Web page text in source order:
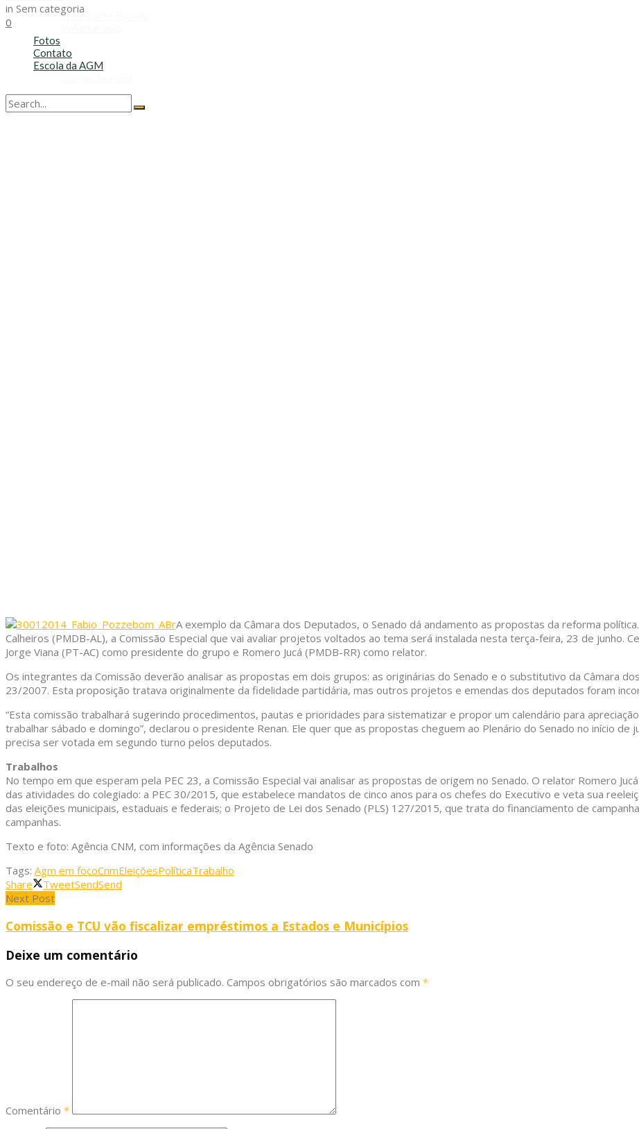
Refis
Transporte Escolar
Fotos
Contato
Escola da AGM
in Sem categoria
0
A exemplo da Câmara dos Deputados, o Senado dá andamento as propostas da reforma
Calheiros (PMDB-AL), a Comissão Especial que vai avaliar projetos voltados ao tema será instalada nesta terça-feira, 23 de junho.
Jorge Viana (PT-AC) como presidente do grupo e Romero Jucá (PMDB-RR) como relator.
Os integrantes da Comissão deverão analisar as propostas em dois grupos: as originárias do Senado e o substitutivo da Câmara
23/2007. Esta proposição tratava originalmente da fidelidade partidária, mas outros projetos e emendas dos deputados foram
“Esta comissão trabalhará sugerindo procedimentos, pautas e prioridades para sistematizar e propor um calendário para
trabalhar sábado e domingo”, declarou o presidente Renan. Ele quer que as propostas cheguem ao Plenário do Senado no início de
precisa ser votada em segundo turno pelos deputados.
Trabalhos
No tempo em que esperam pela PEC 23, a Comissão Especial vai analisar as propostas de origem no Senado. O relator Romero
das atividades do colegiado: a PEC 30/2015, que estabelece mandatos de cinco anos para os chefes do Executivo e veta sua
das eleições municipais, estaduais e federais; o Projeto de Lei dos Senado (PLS) 127/2015, que trata do financiamento de
campanhas.
Texto e foto: Agência CNM, com informações da Agência Senado
Tags: Agm em focoCnmEleiçõesPolíticaTrabalho
Share
TweetSendSend
Next Post
Comissão e TCU vão fiscalizar empréstimos a Estados e Municípios
Deixe um comentário
O seu endereço de e-mail não será publicado. Campos obrigatórios são marcados com *
Comentário *